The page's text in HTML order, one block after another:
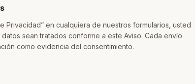
Privacidad” en cualquiera de nuestros formularios, usted
sean tratados conforme a este Aviso. Cada envío
como evidencia del consentimiento.